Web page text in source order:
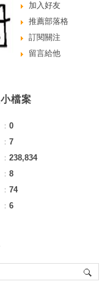
加入好友
推薦部落格
訂閱關注
留言給他
檔案
： 0
： 7
： 238,834
： 8
： 74
： 6